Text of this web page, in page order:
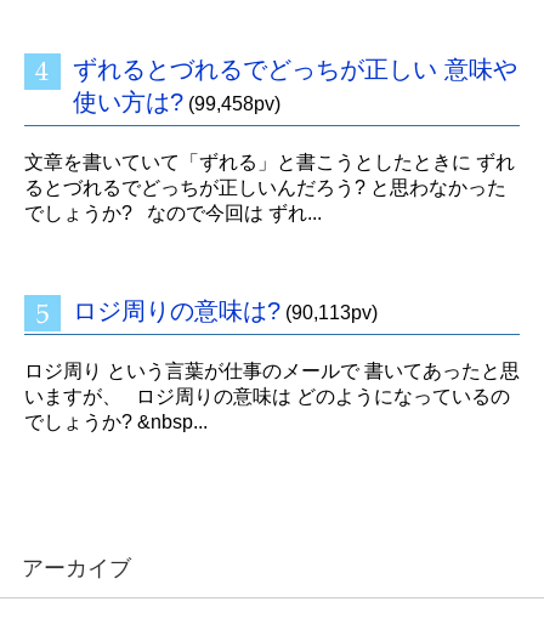
ずれるとづれるでどっちが正しい 意味や
使い方は? (99,458pv)
文章を書いていて「ずれる」と書こうとしたときに ずれ
るとづれるでどっちが正しいんだろう? と思わなかった
でしょうか? なので今回は ずれ...
ロジ周りの意味は? (90,113pv)
ロジ周り という言葉が仕事のメールで 書いてあったと思
いますが、 ロジ周りの意味は どのようになっているの
でしょうか? &nbsp...
アーカイブ